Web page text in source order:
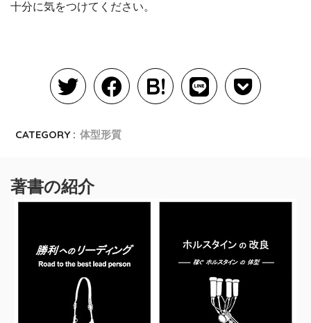
十分に気をつけてください。
CATEGORY : 体型形質
著書の紹介